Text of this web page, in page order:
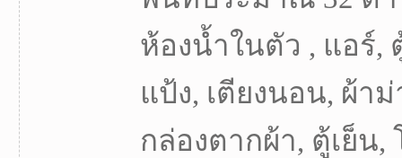
ห้องน้ำในตัว , แอร์,
แป้ง, เตียงนอน, ผ้า
กล่องตากผ้า, ตู้เย็น,